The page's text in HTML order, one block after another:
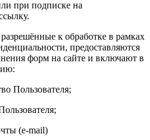
при подписке на
к обработке в рамках
предоставляются
форм на сайте и включают в
Пользователя;
(e-mail)